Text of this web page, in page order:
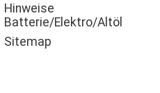
Hinweise
Batterie/Elektro/Altöl
Sitemap